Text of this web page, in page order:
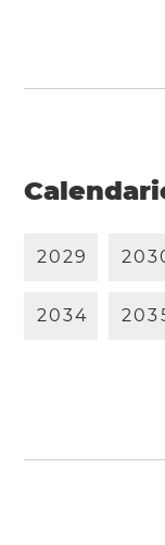
2029 203
2034 203